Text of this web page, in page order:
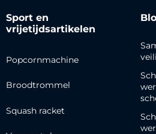
Sport en
vrijetijdsartikelen
Popcornmachine
Broodtrommel
Squash racket